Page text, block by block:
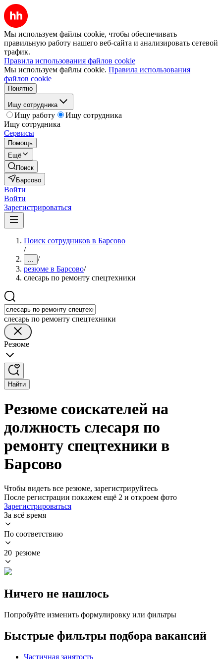
Мы используем файлы cookie, чтобы обеспечивать
правильную работу нашего веб-сайта и анализировать сетевой
трафик.
Правила использования файлов cookie
Мы используем файлы cookie. Правила использования
файлов cookie
Понятно
Ищу сотрудника
Ищу работу
Ищу сотрудника
Ищу сотрудника
Сервисы
Помощь
Ещё
Поиск
Барсово
Войти
Войти
Зарегистрироваться
Поиск сотрудников в Барсово
/
... /
резюме в Барсово/
слесарь по ремонту спецтехники
слесарь по ремонту спецтехники
Резюме
Найти
Резюме соискателей на
должность слесаря по
ремонту спецтехники в
Барсово
Чтобы видеть все резюме, зарегистрируйтесь
После регистрации покажем ещё 2 и откроем фото
Зарегистрироваться
За всё время
По соответствию
20 резюме
Ничего не нашлось
Попробуйте изменить формулировку или фильтры
Быстрые фильтры подбора вакансий
Частичная занятость